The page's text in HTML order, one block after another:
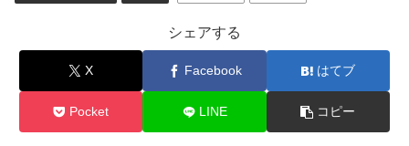
シェアする
X Facebook はてブ
Pocket LINE コピー